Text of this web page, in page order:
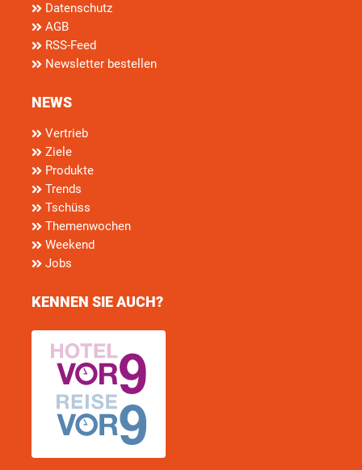
Datenschutz
AGB
RSS-Feed
Newsletter bestellen
NEWS
Vertrieb
Ziele
Produkte
Trends
Tschüss
Themenwochen
Weekend
Jobs
KENNEN SIE AUCH?